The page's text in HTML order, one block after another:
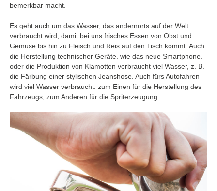
bemerkbar macht.
Es geht auch um das Wasser, das andernorts auf der Welt
verbraucht wird, damit bei uns frisches Essen von Obst und
Gemüse bis hin zu Fleisch und Reis auf den Tisch kommt. Auch
die Herstellung technischer Geräte, wie das neue Smartphone,
oder die Produktion von Klamotten verbraucht viel Wasser, z. B.
die Färbung einer stylischen Jeanshose. Auch fürs Autofahren
wird viel Wasser verbraucht: zum Einen für die Herstellung des
Fahrzeugs, zum Anderen für die Spriterzeugung.